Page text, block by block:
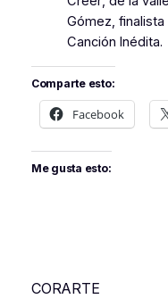
Gómez,
Canción Inédita.
Comparte esto:
Facebook
Me gusta esto:
CORARTE